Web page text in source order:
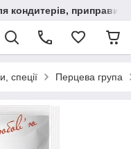
кондитерів, приправи,
спеції Перцева група